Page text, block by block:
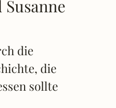
die
die
sollte